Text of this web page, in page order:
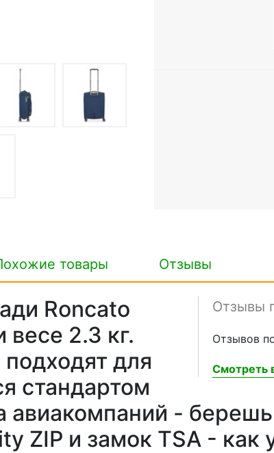
товары Отзывы
Отзывы
Отзывов
Смотреть
Roncato
весе 2.3 кг.
для
стандартом
авиакомпаний -
ZIP и замок TSA - как